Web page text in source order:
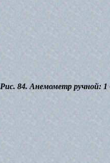
Рис. 84. Анемометр ручной: